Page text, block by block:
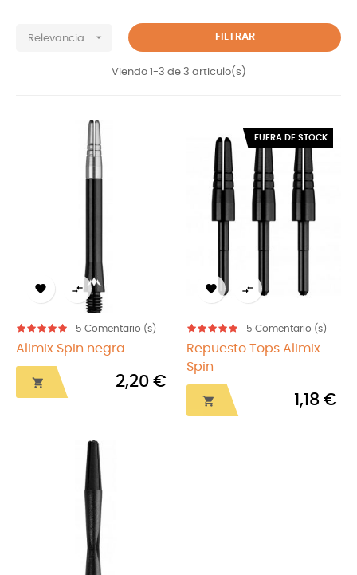
Relevancia  FILTRAR
Viendo 1-3 de 3 articulo(s)
 
5 Comentario (s)
Alimix Spin negra
 2,20 €
FUERA DE STOCK
 
5 Comentario (s)
Repuesto Tops Alimix
Spin
 1,18 €